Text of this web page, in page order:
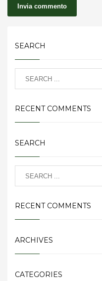
SEARCH
RECENT COMMENTS
SEARCH
RECENT COMMENTS
ARCHIVES
CATEGORIES